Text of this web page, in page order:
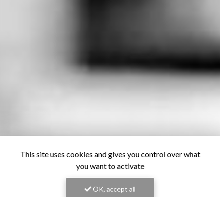
This site uses cookies and gives you control over what
you want to activate
OK, accept all